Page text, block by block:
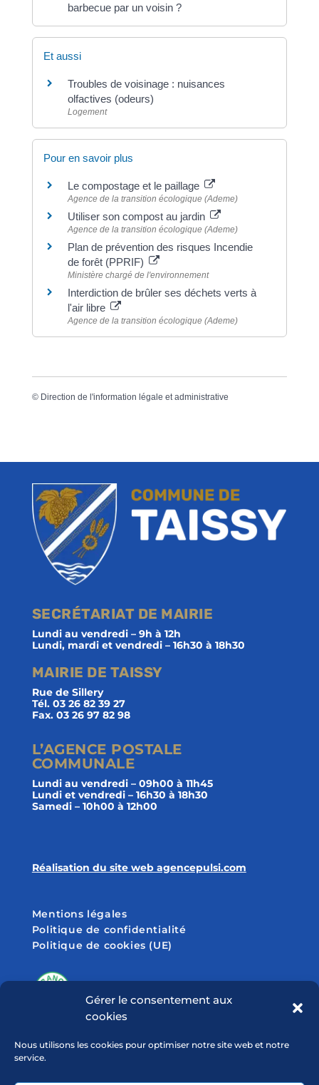
Gérer le consentement aux
cookies
Nous utilisons les cookies pour optimiser notre site web et notre
service.
barbecue par un voisin ?
Et aussi
Troubles de voisinage : nuisances
olfactives (odeurs)
Logement
Pour en savoir plus
Le compostage et le paillage
Agence de la transition écologique (Ademe)
Utiliser son compost au jardin
Agence de la transition écologique (Ademe)
Plan de prévention des risques Incendie
de forêt (PPRIF)
Ministère chargé de l'environnement
Interdiction de brûler ses déchets verts à
l'air libre
Agence de la transition écologique (Ademe)
© Direction de l'information légale et administrative
SECRÉTARIAT DE MAIRIE
Lundi au vendredi – 9h à 12h
Lundi, mardi et vendredi – 16h30 à 18h30
MAIRIE DE TAISSY
Rue de Sillery
Tél. 03 26 82 39 27
Fax. 03 26 97 82 98
L’AGENCE POSTALE
COMMUNALE
Lundi au vendredi – 09h00 à 11h45
Lundi et vendredi – 16h30 à 18h30
Samedi – 10h00 à 12h00
Réalisation du site web agencepulsi.com
Mentions légales
Politique de confidentialité
Politique de cookies (UE)
SUIVEZ-NOUS SUR